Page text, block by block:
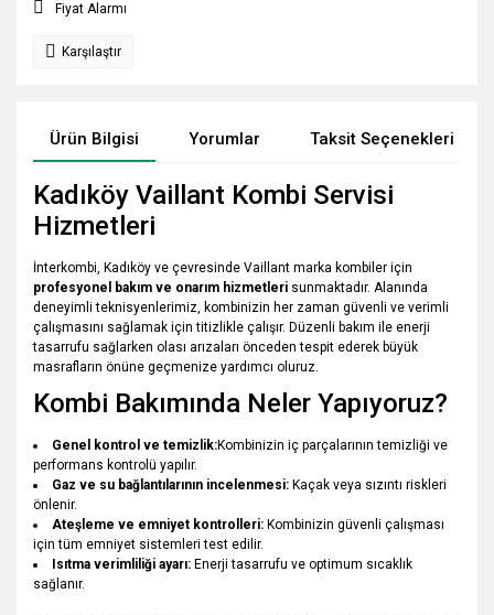
Fiyat Alarmı
Karşılaştır
Ürün Bilgisi Yorumlar Taksit Seçenekleri
Kadıköy Vaillant Kombi Servisi
Hizmetleri
İnterkombi, Kadıköy ve çevresinde Vaillant marka kombiler için
profesyonel bakım ve onarım hizmetleri sunmaktadır. Alanında
deneyimli teknisyenlerimiz, kombinizin her zaman güvenli ve verimli
çalışmasını sağlamak için titizlikle çalışır. Düzenli bakım ile enerji
tasarrufu sağlarken olası arızaları önceden tespit ederek büyük
masrafların önüne geçmenize yardımcı oluruz.
Kombi Bakımında Neler Yapıyoruz?
Genel kontrol ve temizlik:Kombinizin iç parçalarının temizliği ve
performans kontrolü yapılır.
Gaz ve su bağlantılarının incelenmesi: Kaçak veya sızıntı riskleri
önlenir.
Ateşleme ve emniyet kontrolleri: Kombinizin güvenli çalışması
için tüm emniyet sistemleri test edilir.
Isıtma verimliliği ayarı: Enerji tasarrufu ve optimum sıcaklık
sağlanır.